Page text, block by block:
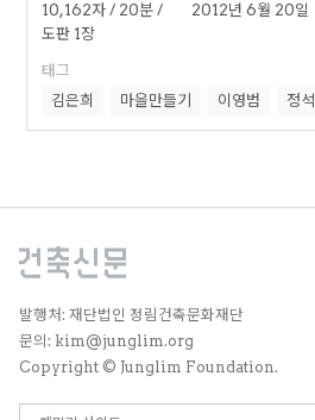
10,162자 / 20분 /
도판 1장
2012년 6월 20일
태그
김은희
마을만들기 이영범 정석
발행처: 재단법인 정림건축문화재단
문의: kim@junglim.org
Copyright © Junglim Foundation.